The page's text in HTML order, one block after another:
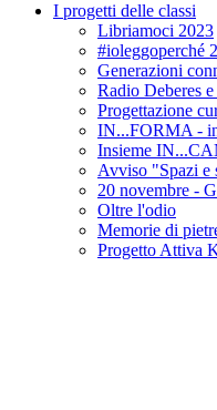
I progetti delle classi
Libriamoci 2023
#ioleggoperché
Generazioni
Radio Deberes
Progettazione
IN...FORMA -
Insieme
Avviso "Spazi e
20 novembre -
Oltre l'odio
Memorie di
Progetto Attiva